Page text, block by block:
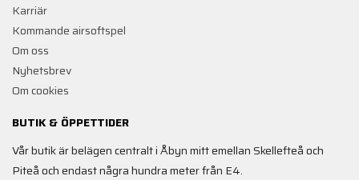
Karriär
Kommande airsoftspel
Om oss
Nyhetsbrev
Om cookies
BUTIK & ÖPPETTIDER
Vår butik är belägen centralt i Åbyn mitt emellan Skellefteå och
Piteå och endast några hundra meter från E4.